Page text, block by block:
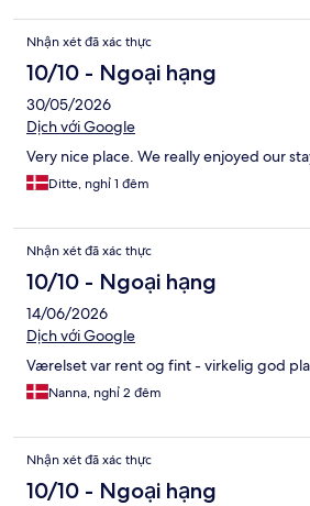
Nhận xét đã xác thực
10/10 - Ngoại hạng
30/05/2026
Dịch với Google
Very nice place. We really enjoyed our
Ditte, nghỉ 1 đêm
Nhận xét đã xác thực
10/10 - Ngoại hạng
14/06/2026
Dịch với Google
Værelset var rent og fint - virkelig god
Nanna, nghỉ 2 đêm
Nhận xét đã xác thực
10/10 - Ngoại hạng